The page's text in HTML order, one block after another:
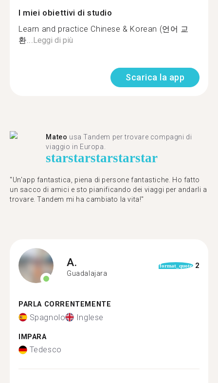
I miei obiettivi di studio
Learn and practice Chinese & Korean (언어 교
환...Leggi di più
Scarica la app
Mateo usa Tandem per trovare compagni di
viaggio in Europa.
starstarstarstarstar
"Un'app fantastica, piena di persone fantastiche. Ho fatto
un sacco di amici e sto pianificando dei viaggi per andarli a
trovare. Tandem mi ha cambiato la vita!"
A.
Guadalajara
format_quote 2
PARLA CORRENTEMENTE
Spagnolo Inglese
IMPARA
Tedesco